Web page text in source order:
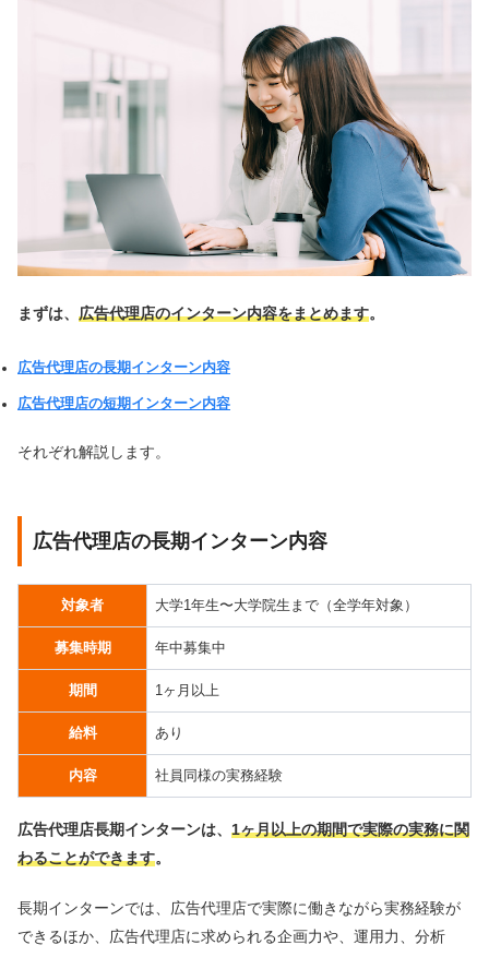
まずは、 広告代理店のインターン内容をまとめます。
広告代理店の長期インターン内容
広告代理店の短期インターン内容
それぞれ解説します。
広告代理店の長期インターン内容
対象者 大学1年生〜大学院生まで（全学年対象）
募集時期 年中募集中
期間 1ヶ月以上
給料 あり
内容 社員同様の実務経験
広告代理店長期インターンは、 1ヶ月以上の期間で実際の実務に関
わることができます。
長期インターンでは、広告代理店で実際に働きながら実務経験が
できるほか、広告代理店に求められる企画力や、運用力、分析